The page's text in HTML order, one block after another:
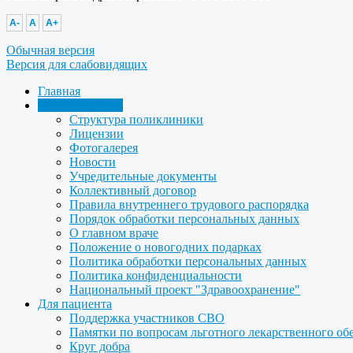
A- A A+
Обычная версия
Версия для слабовидящих
Главная
Структура поликлиники
Лицензии
Фотогалерея
Новости
Учредительные документы
Коллективный договор
Правила внутреннего трудового распорядка
Порядок обработки персональных данных
О главном враче
Положение о новогодних подарках
Политика обработки персональных данных
Политика конфиденциальности
Национальный проект "Здравоохранение"
Для пациента
Поддержка участников СВО
Памятки по вопросам льготного лекарственного
Круг добра